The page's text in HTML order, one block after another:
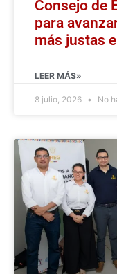
Consejo de
para
más justas
LEER MÁS»
8 julio, 2026 No